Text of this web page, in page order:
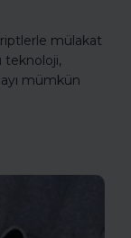
mülakat
teknoloji,
mümkün